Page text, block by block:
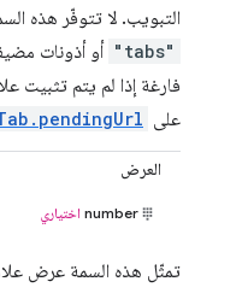
التبويب. لا تتوفّر هذه
"tabs" أو أذونات
فارغة إذا لم يتم تثبيت
على
العرض
number اختياري
تمثّل هذه السمة عرض